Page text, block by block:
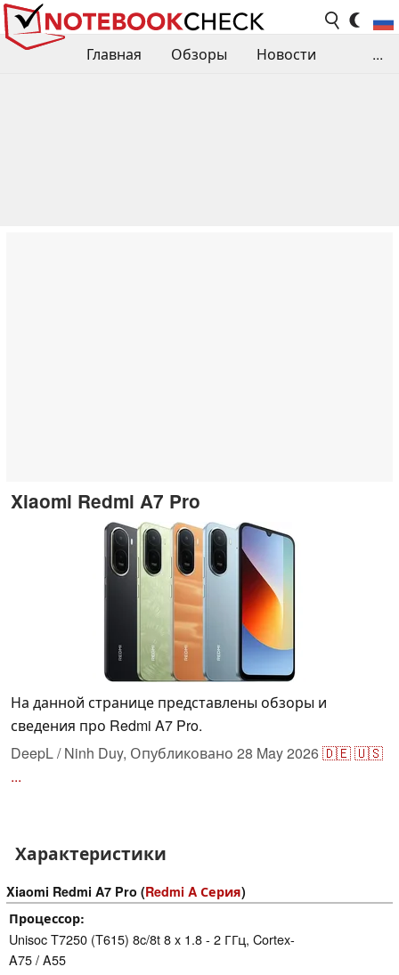
Главная Обзоры
Новости
...
Xiaomi Redmi A7 Pro
На данной странице представлены обзоры и
сведения про Redmi A7 Pro.
DeepL / Ninh Duy, Опубликовано 28 May 2026🇩🇪🇺🇸
...
Характеристики
Xiaomi Redmi A7 Pro (Redmi A Серия)
Процессор
Unisoc T7250 (T615) 8c/8t 8 x 1.8 - 2 ГГц, Cortex-
A75 / A55